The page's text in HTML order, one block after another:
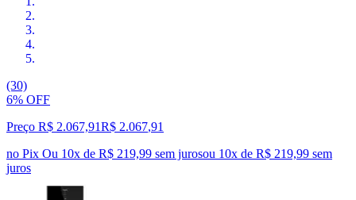
(30)
6% OFF
Preço R$ 2.067,91R$ 2.067,91
no Pix Ou 10x de R$ 219,99 sem jurosou 10x de R$ 219,99 sem
juros